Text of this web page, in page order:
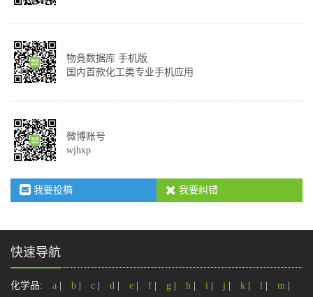
物竟数据库 手机版
国内首款化工类专业手机应用
微博账号
wjhxp
我要投稿 我要纠错
快速导航
化学品: a b c d e f g h i j k l m